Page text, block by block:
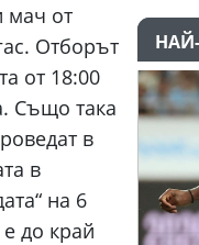
мач от
Отборът
от 18:00
Също така
в
в
на 6
до край